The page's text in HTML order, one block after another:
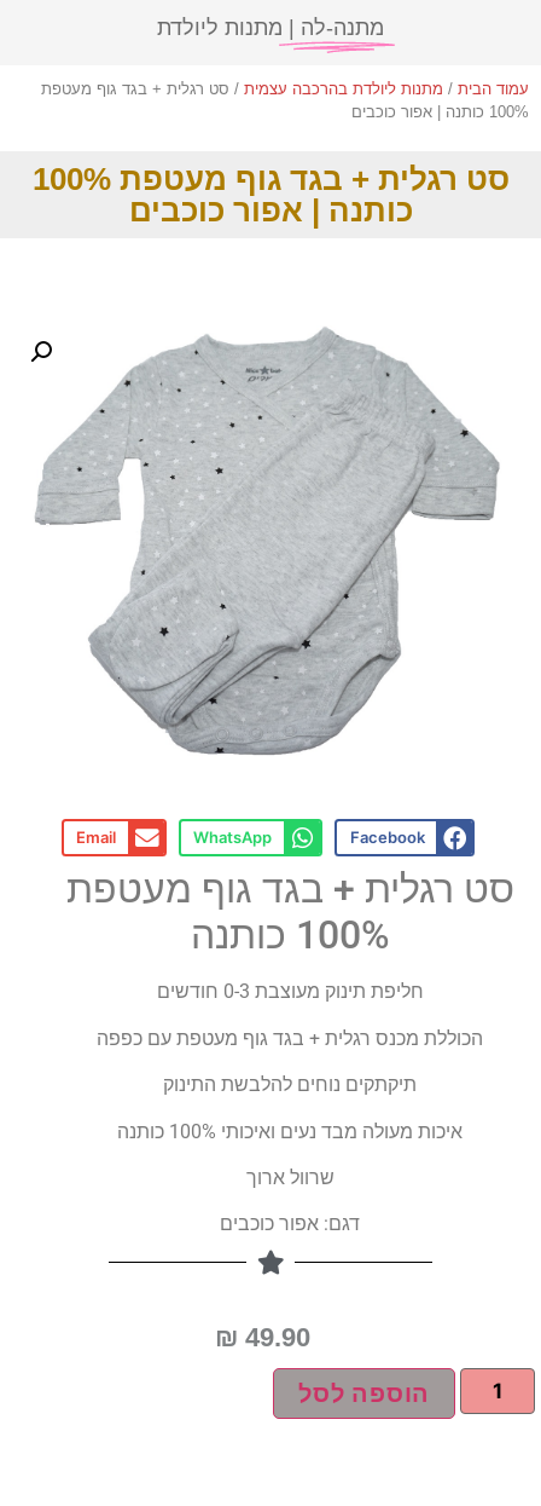
מתנה-לה | מתנות ליולדת
עמוד הבית / מתנות ליולדת בהרכבה עצמית / סט רגלית + בגד גוף מעטפת
100% כותנה | אפור כוכבים
סט רגלית + בגד גוף מעטפת 100%
כותנה | אפור כוכבים
Facebook
WhatsApp
Email
סט רגלית + בגד גוף מעטפת
100% כותנה
חליפת תינוק מעוצבת 0-3 חודשים
הכוללת מכנס רגלית + בגד גוף מעטפת עם כפפה
תיקתקים נוחים להלבשת התינוק
איכות מעולה מבד נעים ואיכותי 100% כותנה
שרוול ארוך
דגם: אפור כוכבים
₪ 49.90
הוספה לסל